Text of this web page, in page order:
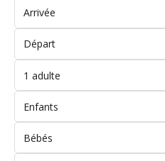
1 adulte
Enfants
Bébés